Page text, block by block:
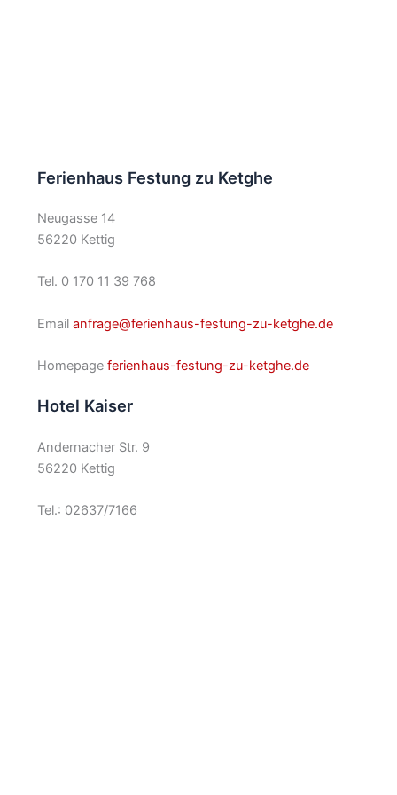
Ferienhaus Festung zu Ketghe
Neugasse 14
56220 Kettig
Tel. 0 170 11 39 768
Email anfrage@ferienhaus-festung-zu-ketghe.de
Homepage ferienhaus-festung-zu-ketghe.de
Hotel Kaiser
Andernacher Str. 9
56220 Kettig
Tel.: 02637/7166